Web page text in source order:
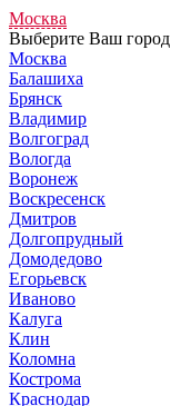
Москва
Выберите Ваш город
Москва
Балашиха
Брянск
Владимир
Волгоград
Вологда
Воронеж
Воскресенск
Дмитров
Долгопрудный
Домодедово
Егорьевск
Иваново
Калуга
Клин
Коломна
Кострома
Краснодар